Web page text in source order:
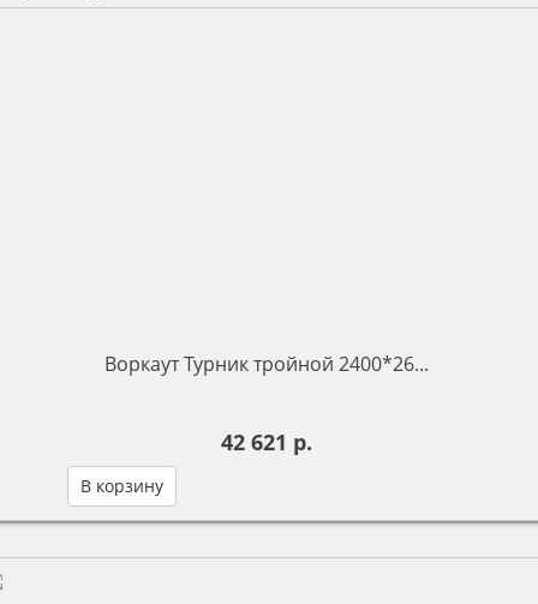
Воркаут Турник тройной 2400*26...
42 621 р.
В корзину